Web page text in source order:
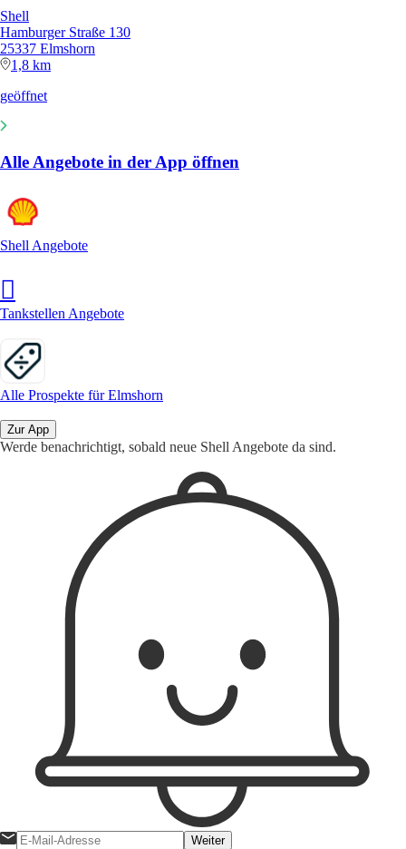
Shell
Hamburger Straße 130
25337 Elmshorn
1,8 km
geöffnet
Alle Angebote in der App öffnen
Shell Angebote
Tankstellen Angebote
Alle Prospekte für Elmshorn
Zur App
Werde benachrichtigt, sobald neue Shell Angebote da sind.
Weiter